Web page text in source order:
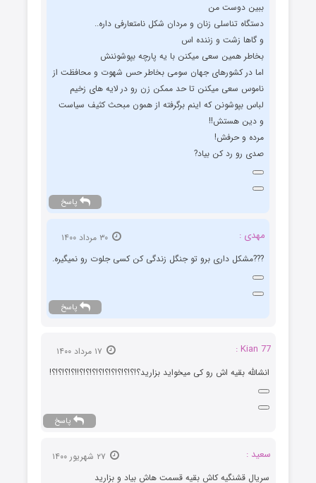
ببین دوست من
دستگاه تناسلی زنان و مردان شکل نامتعارفی داره..
و گاها زشت و زننده اس
بخاطر همین‌ سعی میکنن با یه پارچه بپوشوننش
اما در کشورهای جهان سومی بخاطر حس شهوت و محافظت از
ناموس سعی میکنن تا حد ممکن زن رو در لایه های زخیم
لباس بپوشونن که اینم برگرفته از همون مبحث کثیف سیاست
و دین هستش!!
مرده و حرفش!
صدی رو رد کن بیاد?
پاسخ
مهدی :
???مشکل داری برو تو جنگل زندگی کن کسی جلوت رو نمیگیره.
پاسخ
Kian 77 :
انشالله بقیه اش رو کی میخواید بزارید؟!؟!؟!؟!؟!؟!؟!؟!؟!؟!!؟!؟!؟!؟!
پاسخ
سعید :
سریال قشنگیه کاش بقیه قسمت هاش بیاد و بزارید